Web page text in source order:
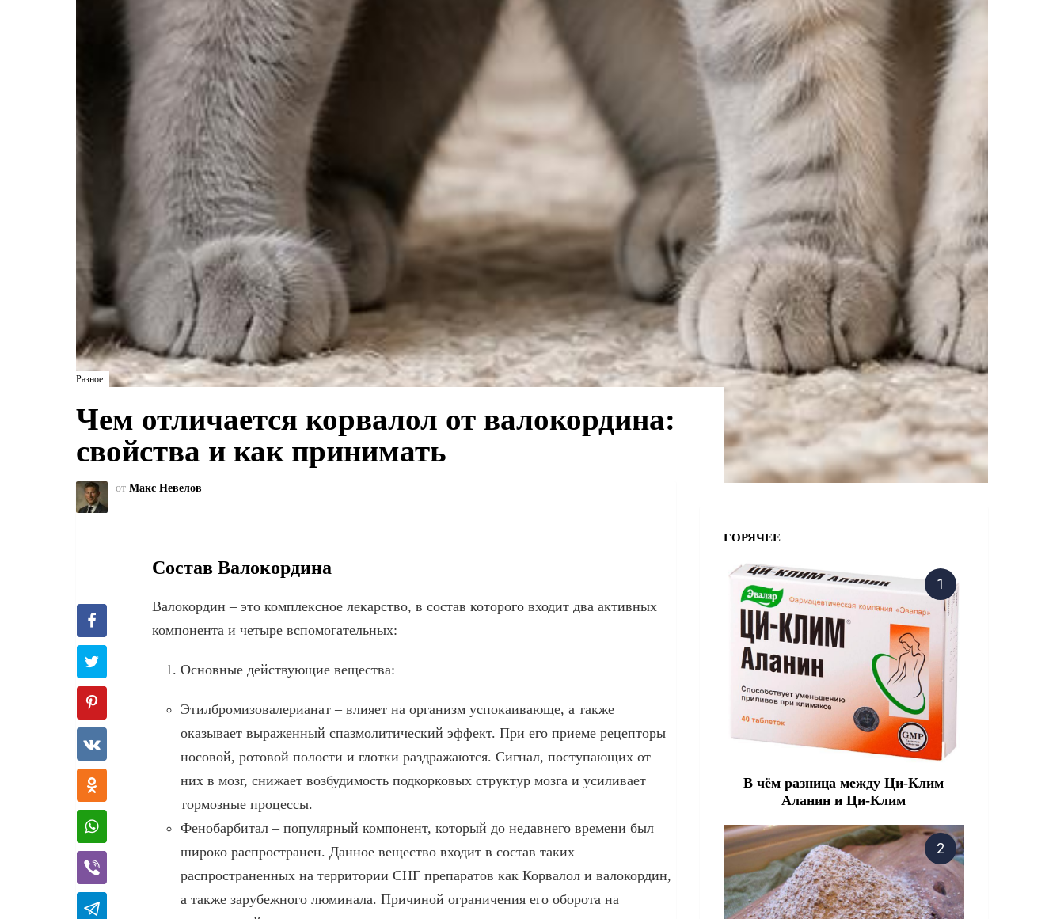
Разное
Чем отличается корвалол от валокордина:
свойства и как принимать
от Макс Невелов
Состав Валокордина
Валокордин – это комплексное лекарство, в состав которого входит два активных
компонента и четыре вспомогательных:
Основные действующие вещества:
Этилбромизовалерианат – влияет на организм успокаивающе, а также
оказывает выраженный спазмолитический эффект. При его приеме рецепторы
носовой, ротовой полости и глотки раздражаются. Сигнал, поступающих от
них в мозг, снижает возбудимость подкорковых структур мозга и усиливает
тормозные процессы.
Фенобарбитал – популярный компонент, который до недавнего времени был
широко распространен. Данное вещество входит в состав таких
распространенных на территории СНГ препаратов как Корвалол и валокордин,
а также зарубежного люминала. Причиной ограничения его оборота на
ГОРЯЧЕЕ
В чём разница между Ци-Клим
Аланин и Ци-Клим